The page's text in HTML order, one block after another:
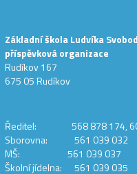
Základní škola Ludvíka
příspěvková organizace
Rudíkov 167
675 05 Rudíkov
Ředitel: 568 878 174,
Sborovna: 561 039 032
MŠ: 561 039 037
Školní jídelna: 561 039 035